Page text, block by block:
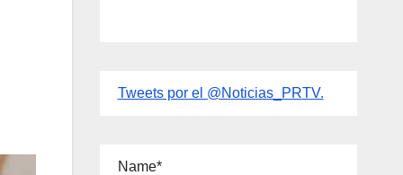
Tweets por el @Noticias_PRTV.
Name*